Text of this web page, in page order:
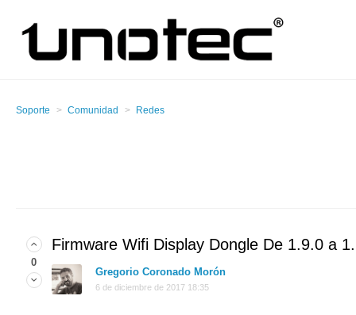
Soporte Comunidad Redes
0
Firmware Wifi Display Dongle De 1.9.0 a
Gregorio Coronado Morón
6 de diciembre de 2017 18:35